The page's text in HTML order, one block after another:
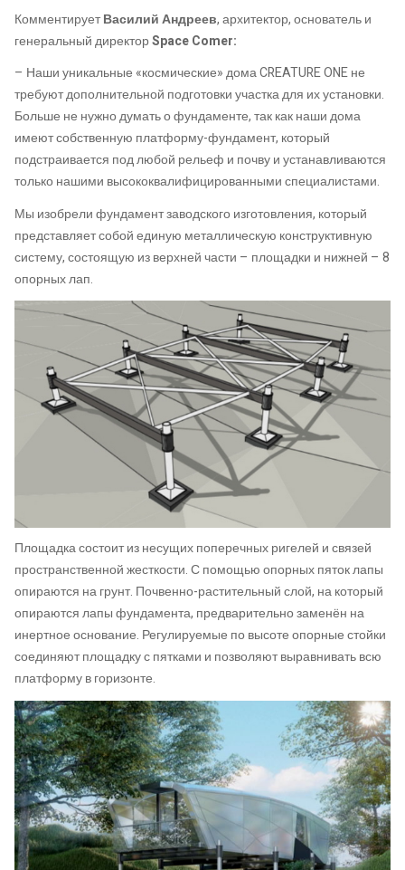
КомментируетВасилий Андреев, архитектор, основатель и
генеральный директорSpace Comer:
– Наши уникальные «космические» дома CREATURE ONE не
требуют дополнительной подготовки участка для их установки.
Больше не нужно думать о фундаменте, так как наши дома
имеют собственную платформу-фундамент, который
подстраивается под любой рельеф и почву и устанавливаются
только нашими высококвалифицированными специалистами.
Мы изобрели фундамент заводского изготовления, который
представляет собой единую металлическую конструктивную
систему, состоящую из верхней части – площадки и нижней – 8
опорных лап.
Площадка состоит из несущих поперечных ригелей и связей
пространственной жесткости. С помощью опорных пяток лапы
опираются на грунт. Почвенно-растительный слой, на который
опираются лапы фундамента, предварительно заменён на
инертное основание. Регулируемые по высоте опорные стойки
соединяют площадку с пятками и позволяют выравнивать всю
платформу в горизонте.